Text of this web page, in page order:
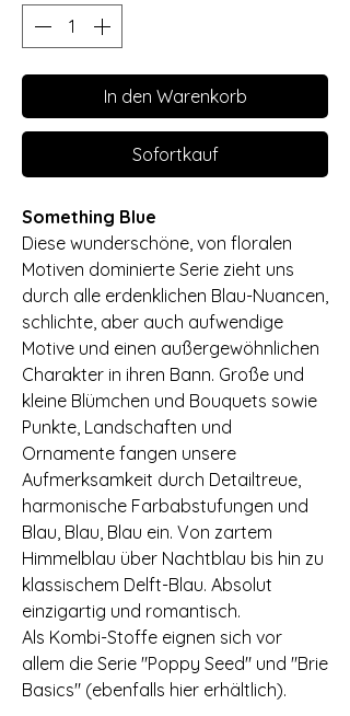
In den Warenkorb
Sofortkauf
Something Blue
Diese wunderschöne, von floralen
Motiven dominierte Serie zieht uns
durch alle erdenklichen Blau-Nuancen,
schlichte, aber auch aufwendige
Motive und einen außergewöhnlichen
Charakter in ihren Bann. Große und
kleine Blümchen und Bouquets sowie
Punkte, Landschaften und
Ornamente fangen unsere
Aufmerksamkeit durch Detailtreue,
harmonische Farbabstufungen und
Blau, Blau, Blau ein. Von zartem
Himmelblau über Nachtblau bis hin zu
klassischem Delft-Blau. Absolut
einzigartig und romantisch.
Als Kombi-Stoffe eignen sich vor
allem die Serie "Poppy Seed" und "Brie
Basics" (ebenfalls hier erhältlich).